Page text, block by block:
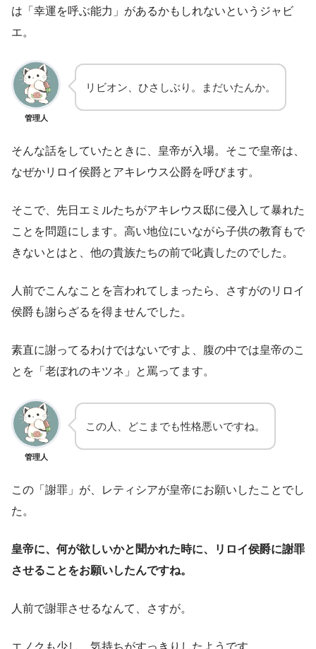
は「幸運を呼ぶ能力」があるかもしれないというジャビ
エ。
管理人
リビオン、ひさしぶり。まだいたんか。
そんな話をしていたときに、皇帝が入場。そこで皇帝は、
なぜかリロイ侯爵とアキレウス公爵を呼びます。
そこで、先日エミルたちがアキレウス邸に侵入して暴れた
ことを問題にします。高い地位にいながら子供の教育もで
きないとはと、他の貴族たちの前で叱責したのでした。
人前でこんなことを言われてしまったら、さすがのリロイ
侯爵も謝らざるを得ませんでした。
素直に謝ってるわけではないですよ、腹の中では皇帝のこ
とを「老ぼれのキツネ」と罵ってます。
管理人
この人、どこまでも性格悪いですね。
この「謝罪」が、レティシアが皇帝にお願いしたことでし
た。
皇帝に、何が欲しいかと聞かれた時に、リロイ侯爵に謝罪
させることをお願いしたんですね。
人前で謝罪させるなんて、さすが。